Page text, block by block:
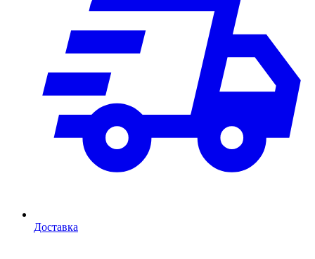
Доставка